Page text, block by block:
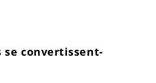
se convertissent-